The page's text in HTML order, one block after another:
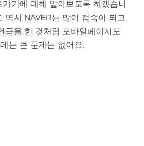
기에 대해 알아보도록 하겠습니
역시 NAVER는 많이 접속이 되고
급을 한 것처럼 모바일페이지도
는 큰 문제는 없어요.